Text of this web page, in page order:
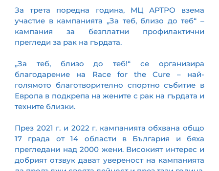
За трета поредна година, МЦ АРТРО взема
участие в кампанията „За теб, близо до теб“ –
кампания за безплатни профилактични
прегледи за рак на гърдата.
„За теб, близо до теб!“ се организира
благодарение на Race for the Cure – най-
голямото благотворително спортно събитие в
Европа в подкрепа на жените с рак на гърдата и
техните близки.
През 2021 г. и 2022 г. кампанията обхвана общо
17 града от 14 области в България и бяха
прегледани над 2000 жени. Високият интерес и
добрият отзвук дават увереност на кампанията